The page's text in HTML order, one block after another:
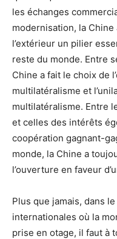
les échanges
modernisation, la
l’extérieur un pilier
reste du monde. Entre
Chine a fait le choix de
multilatéralisme et
multilatéralisme. Entre
et celles des intérêts
coopération gagnant-
monde, la Chine a
l’ouverture en faveur
Plus que jamais, dans
internationales où la
prise en otage, il faut à